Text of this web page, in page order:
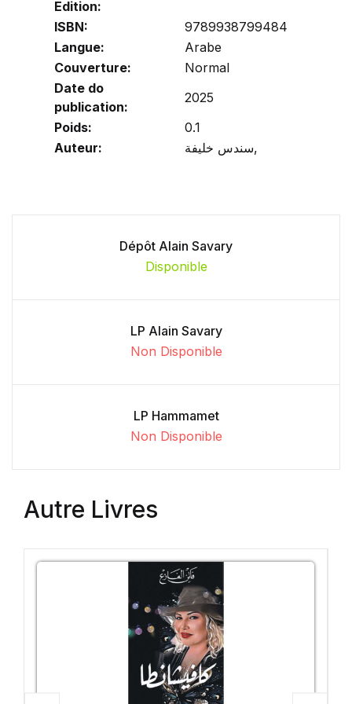
Edition:
ISBN:
9789938799484
Langue:
Arabe
Couverture:
Normal
Date do
publication:
2025
Poids:
0.1
Auteur:
سندس خليفة,
Dépôt Alain Savary
Disponible
LP Alain Savary
Non Disponible
LP Hammamet
Non Disponible
Autre Livres